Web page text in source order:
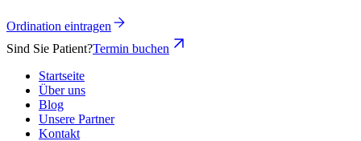
Ordination eintragen
Sind Sie Patient?Termin buchen
Startseite
Über uns
Blog
Unsere Partner
Kontakt